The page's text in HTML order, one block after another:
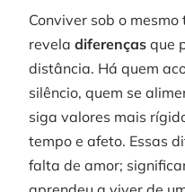
Conviver sob o
revela diferenças que
distância. Há quem
silêncio, quem se
siga valores mais
tempo e afeto. Essas
falta de amor;